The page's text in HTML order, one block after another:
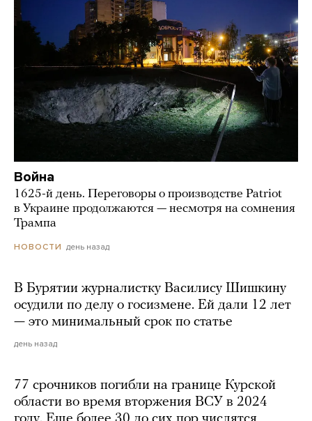
Война
1625-й день. Переговоры о производстве Patriot
в Украине продолжаются — несмотря на сомнения
Трампа
НОВОСТИ день назад
В Бурятии журналистку Василису Шишкину
осудили по делу о госизмене. Ей дали 12 лет
— это минимальный срок по статье
день назад
77 срочников погибли на границе Курской
области во время вторжения ВСУ в 2024